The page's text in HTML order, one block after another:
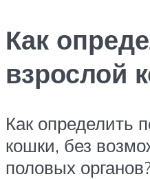
Как
взрослой
Как определить
кошки, без
половых